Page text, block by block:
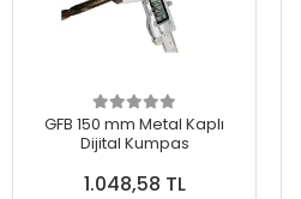
GFB 150 mm Metal Kaplı
Dijital Kumpas
1.048,58 TL